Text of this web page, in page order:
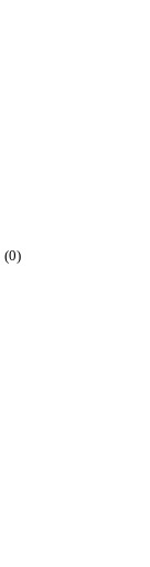
(0)